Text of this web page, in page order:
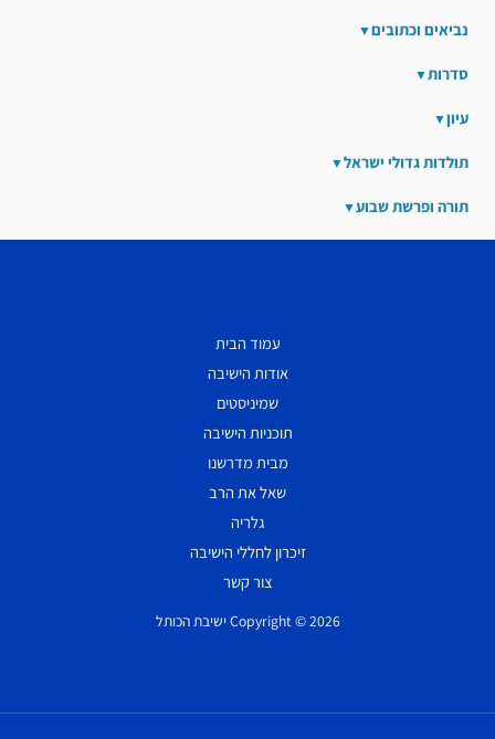
נביאים וכתובים
סדרות
עיון
תולדות גדולי ישראל
תורה ופרשת שבוע
עמוד הבית
אודות הישיבה
שמיניסטים
תוכניות הישיבה
מבית מדרשנו
שאל את הרב
גלריה
זיכרון לחללי הישיבה
צור קשר
Copyright © 2026 ישיבת הכותל